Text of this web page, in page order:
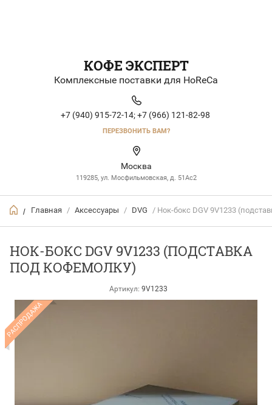
КОФЕ ЭКСПЕРТ
Комплексные поставки для HoReCa
+7 (940) 915-72-14; +7 (966) 121-82-98
ПЕРЕЗВОНИТЬ ВАМ?
Москва
119285, ул. Мосфильмовская, д. 51Ac2
/ Главная / Аксессуары / DVG / Нок-бокс DGV 9V1233
НОК-БОКС DGV 9V1233 (ПОДСТАВКА
ПОД КОФЕМОЛКУ)
Артикул: 9V1233
РАСПРОДАЖА